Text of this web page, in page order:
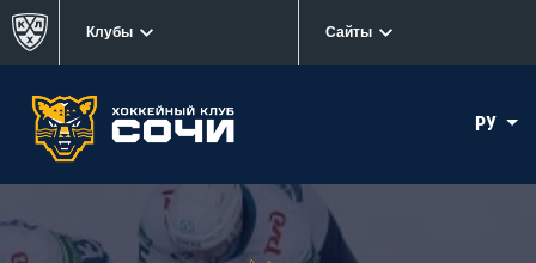
Клубы Сайты
РУ